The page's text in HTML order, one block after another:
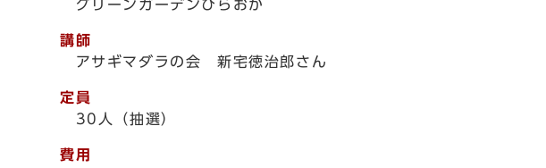
グリーンガーデンひらおか
講師
アサギマダラの会 新宅徳治郎さん
定員
30人（抽選）
費用